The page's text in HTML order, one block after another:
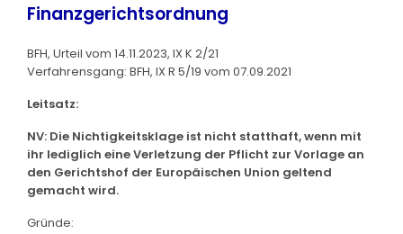
Finanzgerichtsordnung
BFH, Urteil vom 14.11.2023, IX K 2/21
Verfahrensgang: BFH, IX R 5/19 vom 07.09.2021
Leitsatz:
NV: Die Nichtigkeitsklage ist nicht statthaft, wenn mit
ihr lediglich eine Verletzung der Pflicht zur Vorlage an
den Gerichtshof der Europäischen Union geltend
gemacht wird.
Gründe: